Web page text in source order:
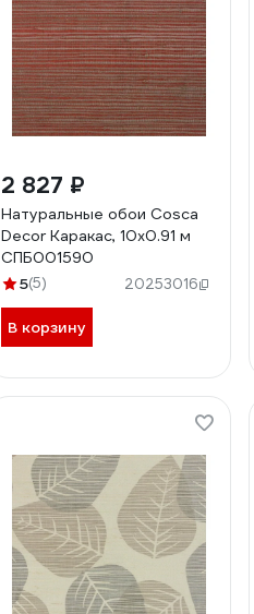
2 827 ₽
Натуральные обои Cosca
Decor Каракас, 10x0.91 м
СПБ001590
5(5) 20253016
В корзину